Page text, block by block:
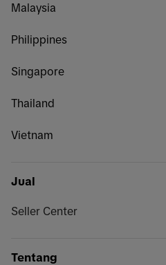
Malaysia
Philippines
Singapore
Thailand
Vietnam
Jual
Seller Center
Tentang